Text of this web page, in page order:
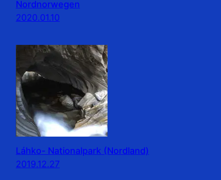
Nordnorwegen
2020.01.10
Láhko- Nationalpark (Nordland)
2019.12.27